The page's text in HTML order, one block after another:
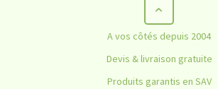
Coffre à clés extérieur
COFFRE À CLÉS EXTÉRIEUR
A vos côtés depuis 2004
Devis & livraison gratuite
Produits garantis en SAV